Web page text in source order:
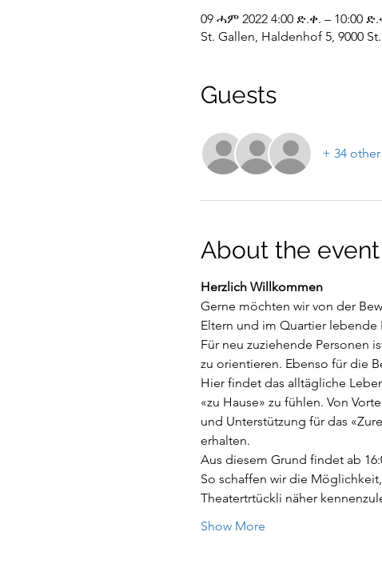
09 ሓም 2022 4:00 ድ.ቀ. – 10:00
St. Gallen, Haldenhof 5, 9000
Guests
+ 34
About the event
Herzlich Willkommen
Gerne möchten wir von der
Eltern und im Quartier lebende
Für neu zuziehende Personen
zu orientieren. Ebenso für die
Hier findet das alltägliche
«zu Hause» zu fühlen. Von
und Unterstützung für das
erhalten.
Aus diesem Grund findet ab
So schaffen wir die
Theatertrtückli näher
Show More